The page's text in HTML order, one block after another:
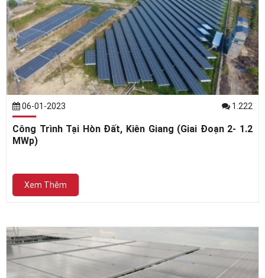
06-01-2023 1.222
Công Trình Tại Hòn Đất, Kiên Giang (Giai Đoạn 2- 1.2
MWp)
Xem Thêm